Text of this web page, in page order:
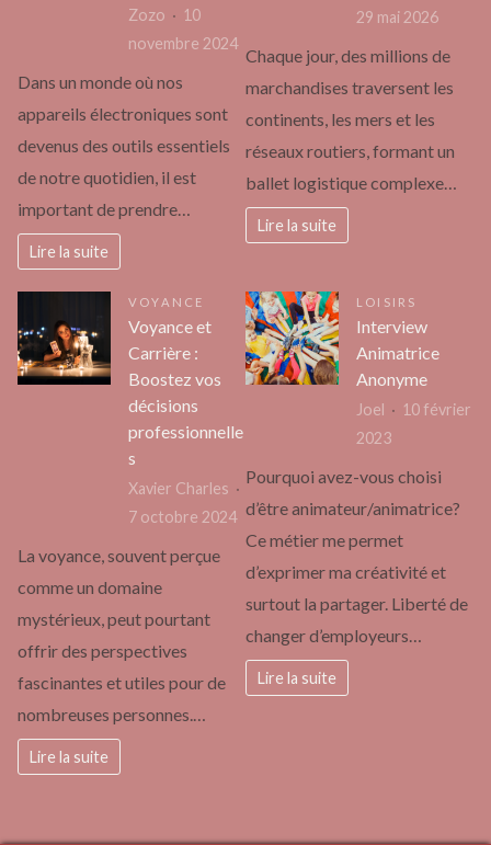
Zozo
10
novembre 2024
Dans un monde où nos
appareils électroniques sont
devenus des outils essentiels
de notre quotidien, il est
important de prendre…
Lire la suite
29 mai 2026
Chaque jour, des millions de
marchandises traversent les
continents, les mers et les
réseaux routiers, formant un
ballet logistique complexe…
Lire la suite
VOYANCE
Voyance et
Carrière :
Boostez vos
décisions
professionnelle
s
Xavier Charles
7 octobre 2024
La voyance, souvent perçue
comme un domaine
mystérieux, peut pourtant
offrir des perspectives
fascinantes et utiles pour de
nombreuses personnes.…
Lire la suite
LOISIRS
Interview
Animatrice
Anonyme
Joel
10 février
2023
Pourquoi avez-vous choisi
d’être animateur/animatrice?
Ce métier me permet
d’exprimer ma créativité et
surtout la partager. Liberté de
changer d’employeurs…
Lire la suite